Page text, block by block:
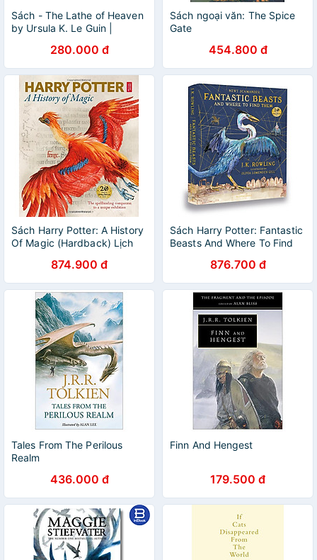
Sách - The Lathe of Heaven
by Ursula K. Le Guin |
Ngoại văn Nhập khẩu
280.000 đ
Sách ngoại văn: The Spice
Gate
454.800 đ
Sách Harry Potter: A History
Of Magic (Hardback) Lịch
874.900 đ
Sách Harry Potter: Fantastic
Beasts And Where To Find
Edition (English Book)
876.700 đ
Tales From The Perilous
Realm
436.000 đ
Finn And Hengest
179.500 đ